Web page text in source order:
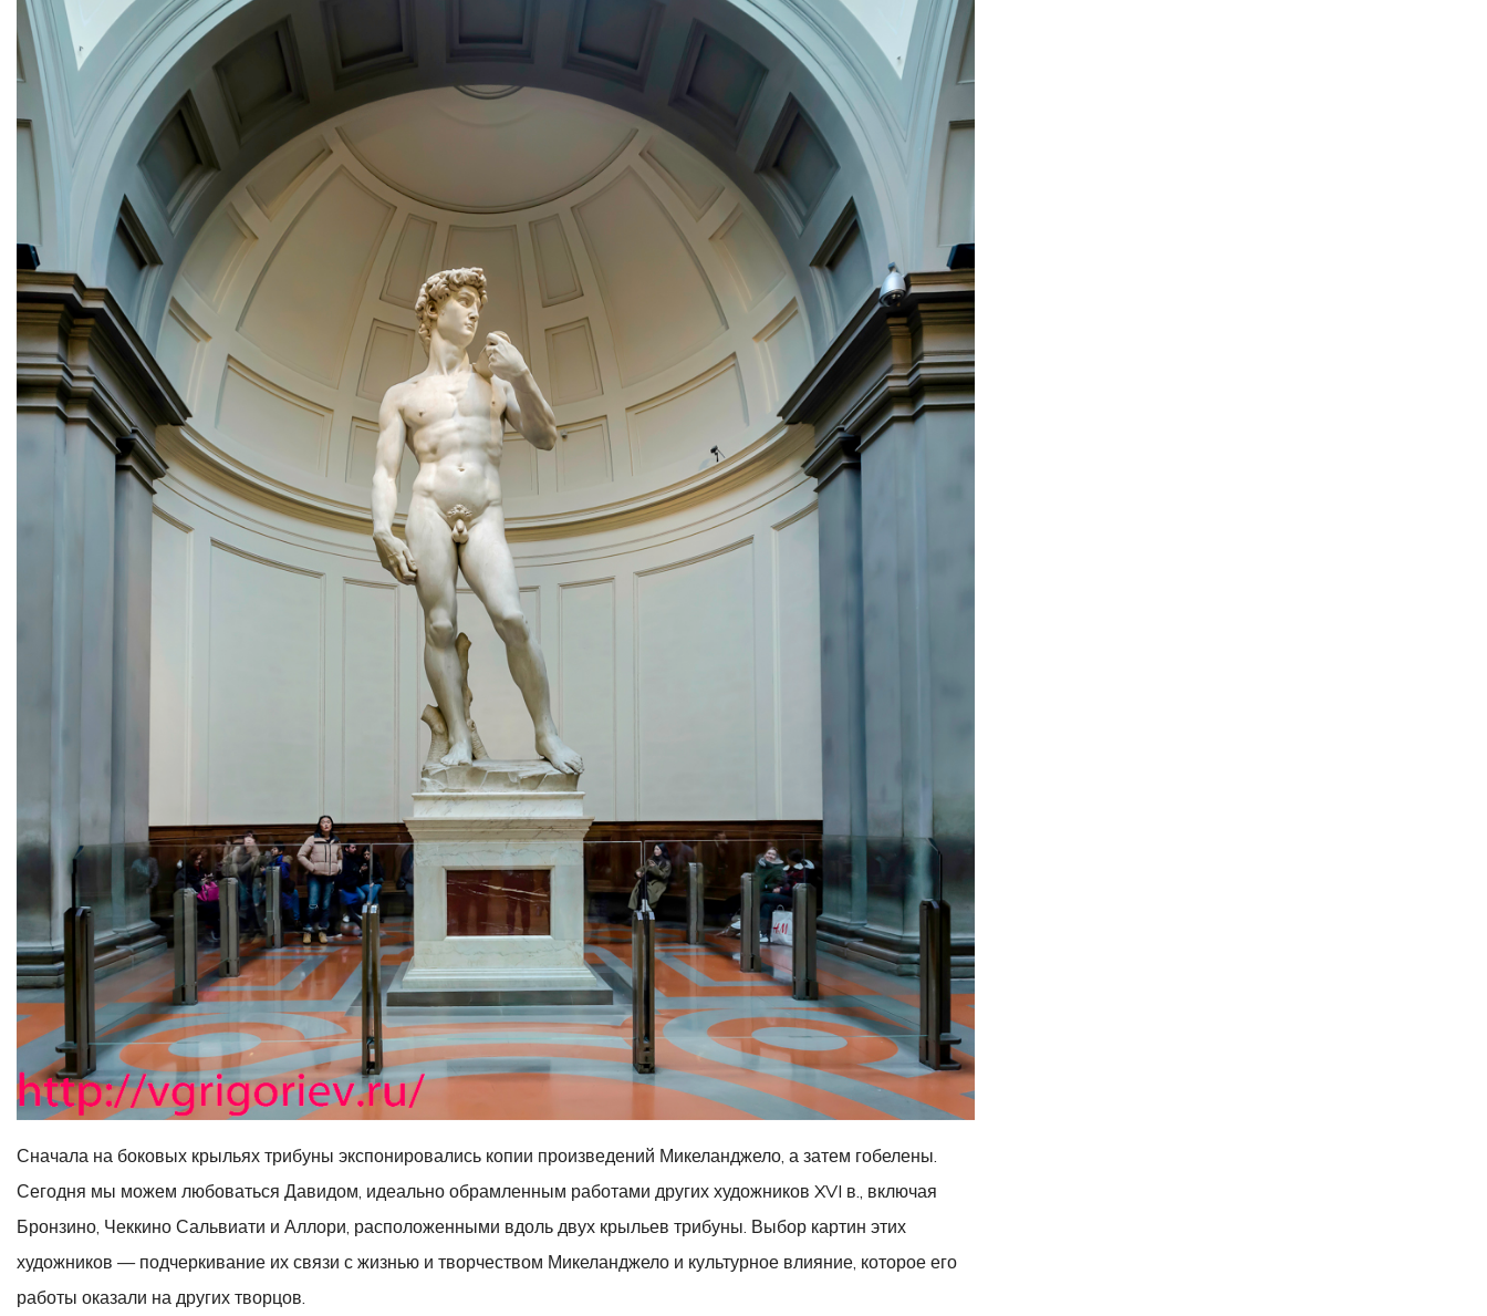
Сначала на боковых крыльях трибуны экспонировались копии произведений Микеланджело, а затем гобелены.
Сегодня мы можем любоваться Давидом, идеально обрамленным работами других художников XVI в., включая
Бронзино, Чеккино Сальвиати и Аллори, расположенными вдоль двух крыльев трибуны. Выбор картин этих
художников — подчеркивание их связи с жизнью и творчеством Микеланджело и культурное влияние, которое его
работы оказали на других творцов.